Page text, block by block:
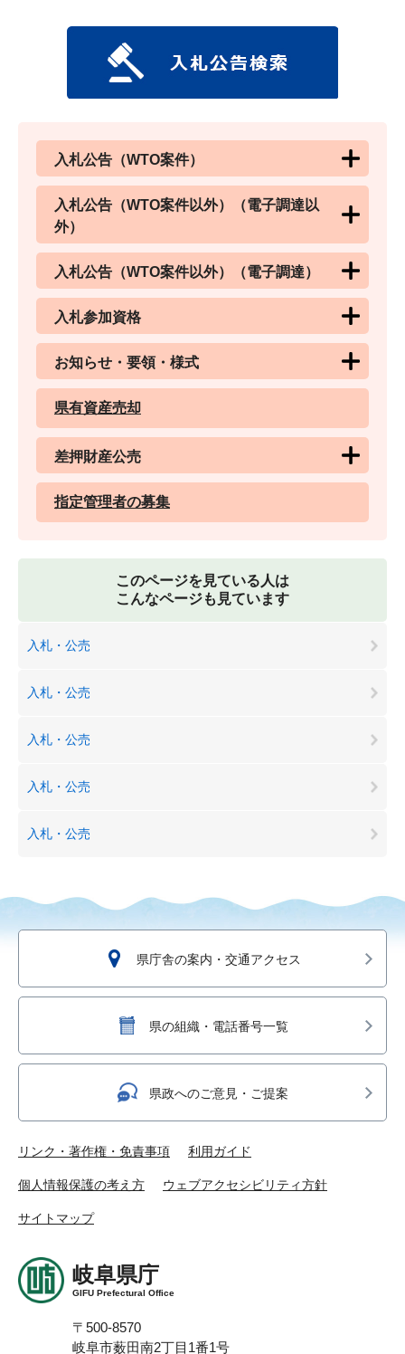
入札公告（WTO案件）
入札公告（WTO案件以外）（電子調達以
外）
入札公告（WTO案件以外）（電子調達）
入札参加資格
お知らせ・要領・様式
県有資産売却
差押財産公売
指定管理者の募集
このページを見ている人は
こんなページも見ています
入札・公売
入札・公売
入札・公売
入札・公売
入札・公売
県庁舎の案内・交通アクセス
県の組織・電話番号一覧
県政へのご意見・ご提案
リンク・著作権・免責事項 利用ガイド
個人情報保護の考え方 ウェブアクセシビリティ方針
サイトマップ
岐阜県庁
GIFU Prefectural Office
〒500-8570
岐阜市薮田南2丁目1番1号